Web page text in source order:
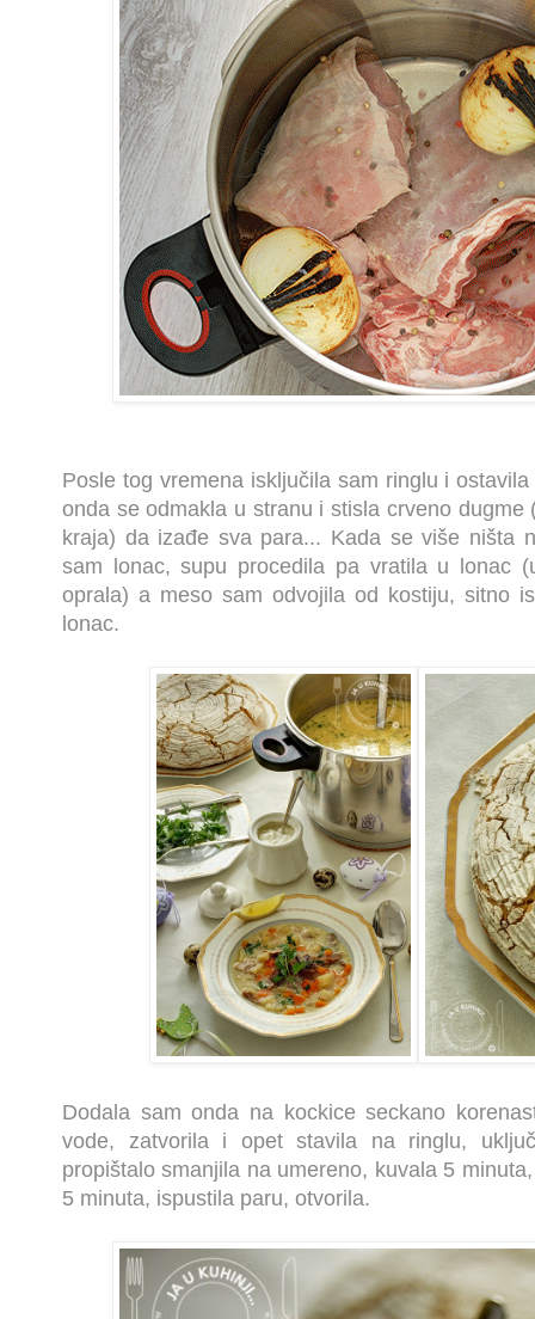
Posle tog vremena isključila sam ringlu i
onda se odmakla u stranu i stisla crveno dugme
kraja) da izađe sva para... Kada se više ništa
sam lonac, supu procedila pa vratila u lonac
oprala) a meso sam odvojila od kostiju, sitno
lonac.
Dodala sam onda na kockice seckano
vode, zatvorila i opet stavila na ringlu,
propištalo smanjila na umereno, kuvala 5
5 minuta, ispustila paru, otvorila.